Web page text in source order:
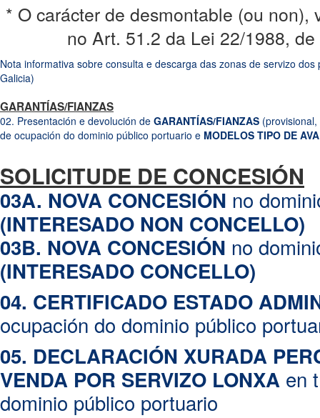
* O carácter de desmontable (ou
no Art. 51.2 da Lei 22/1988,
Nota informativa sobre consulta e descarga das zonas de servizo
Galicia)
Plan Básico Autonómico. Para descargar a zona de servizo que
Pulse na icona
Selección de capas > Afeccións que clasifican
.
Pulse na iconaDescargar cartografía da capa .
GARANTÍAS/FIANZAS
02. Presentación e devolución de GARANTÍAS/FIANZAS
de ocupación do dominio público portuario e MODELOS TIPO DE
explotación).
NOTA INFORMATIVA SOBRE A DEVOLUCIÓN DE GARANTÍAS/
explotación).
FORMULARIOS E MODELOS dispoñibles:
Presentación
02.1. PRESENTACIÓN DE GARANTÍA DE TÍTULO
Devolución
02.2A. DEVOLUCIÓN DE GARANTÍA PROVISIONAL de
02.2B. DEVOLUCIÓN DE GARANTÍA DEFINITIVA
02.2C. DEVOLUCIÓN DE GARANTÍA EXPLOTACIÓN (POR
concesión no dominio público portuario
02.2D. DEVOLUCIÓN DE GARANTÍA DE EXPLOTACIÓN (POR
02.3.A. Modelo de aval bancario garantía/fianza de tipo
SOLICITUDE DE CONCESIÓN
03A. NOVA CONCESIÓN no
(INTERESADO NON CONCELLO)
03B. NOVA CONCESIÓN no
(INTERESADO CONCELLO)
04. CERTIFICADO ESTADO
ocupación do dominio público
05. DECLARACIÓN XURADA
VENDA POR SERVIZO LONXA en
dominio público portuario